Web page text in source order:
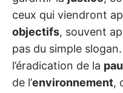
ceux qui viendront
objectifs, souvent
pas du simple
l’éradication de la
de l’environnement,